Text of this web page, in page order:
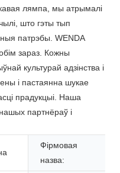
лямпа, мы атрымалі
што гэты тып
патрэбы. WENDA
зараз. Кожны
культурай адзінства і
і пастаянна шукае
прадукцыі. Наша
партнёраў і
Фірмовая
назва: